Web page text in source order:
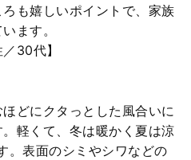
も嬉しいポイントで、家族
ます。
30代】
どにクタっとした風合いに
軽くて、冬は暖かく夏は涼
。表面のシミやシワなどの